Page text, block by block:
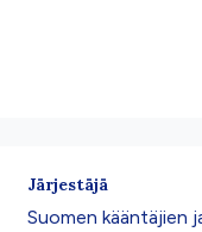
Järjestäjä
Suomen kääntäjien